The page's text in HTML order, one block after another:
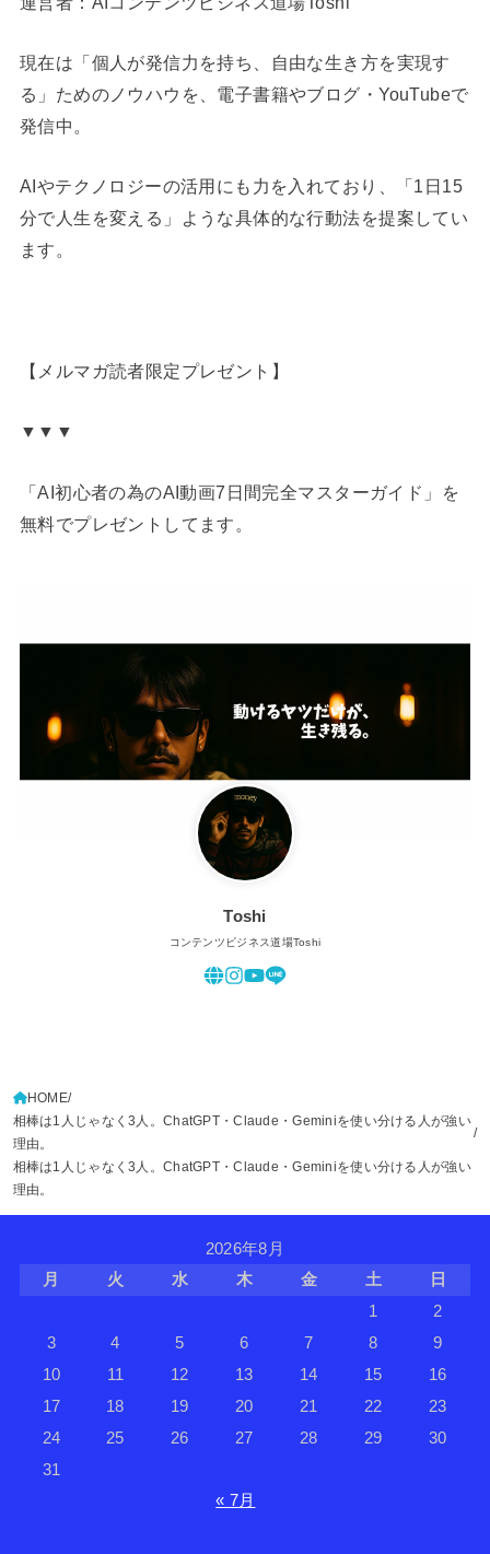
現在は「個人が発信力を持ち、自由な生き方を実現す
る」ためのノウハウを、電子書籍やブログ・YouTubeで
発信中。
AIやテクノロジーの活用にも力を入れており、「1日15
分で人生を変える」ような具体的な行動法を提案してい
ます。
【メルマガ読者限定プレゼント】
▼▼▼
「AI初心者の為のAI動画7日間完全マスターガイド」を
無料でプレゼントしてます。
Toshi
コンテンツビジネス道場Toshi
HOME
相棒は1人じゃなく3人。ChatGPT・Claude・Geminiを使い分ける人が強い
理由。
相棒は1人じゃなく3人。ChatGPT・Claude・Geminiを使い分ける人が強い
理由。
2026年8月
月
火 水 木 金 土
日
1
2
3
4 5 6 7 8
9
10
11 12 13 14 15
16
17
18 19 20 21 22
23
24
25 26 27 28 29
30
31
« 7月